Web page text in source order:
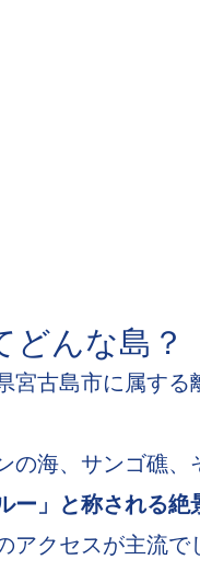
どんな島？
宮古島市に属す
の海、サンゴ礁
ー」と称される絶
アクセスが主流